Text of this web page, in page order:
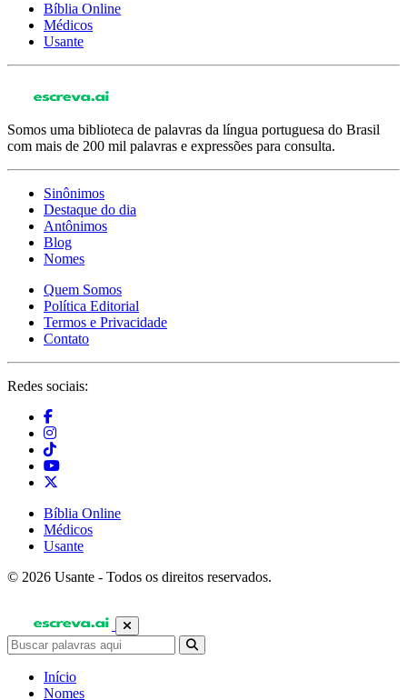
Bíblia Online
Médicos
Usante
Somos uma biblioteca de palavras da língua portuguesa do Brasil
com mais de 200 mil palavras e expressões para consulta.
Sinônimos
Destaque do dia
Antônimos
Blog
Nomes
Quem Somos
Política Editorial
Termos e Privacidade
Contato
Redes sociais:
Bíblia Online
Médicos
Usante
© 2026 Usante - Todos os direitos reservados.
Início
Nomes